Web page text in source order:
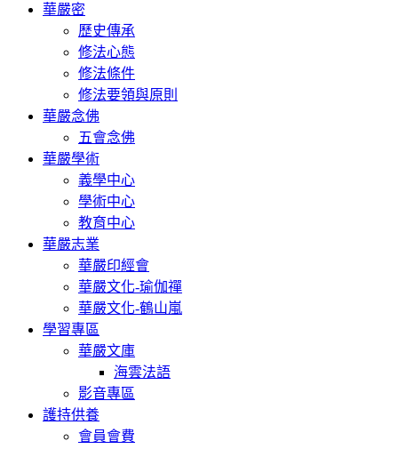
華嚴密
歷史傳承
修法心態
修法條件
修法要領與原則
華嚴念佛
五會念佛
華嚴學術
義學中心
學術中心
教育中心
華嚴志業
華嚴印經會
華嚴文化-瑜伽禪
華嚴文化-鶴山嵐
學習專區
華嚴文庫
海雲法語
影音專區
護持供養
會員會費